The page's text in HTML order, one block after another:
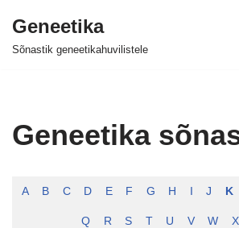
Skip
Geneetika
Sõnastik geneetikahuvilistele
Geneetika
A B C D E F G H J K
Q R S T U V W X